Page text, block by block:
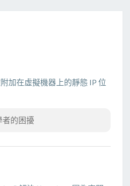
加在虛擬機器上的靜態 IP 位
者的困擾